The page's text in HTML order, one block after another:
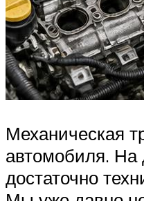
Механическая
автомобиля.
достаточно